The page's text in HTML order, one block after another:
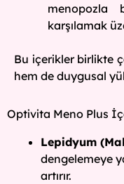
menopozla
karşılamak
Bu içerikler birlikte
hem de duygusal
Optivita Meno Plus
Lepidyum
dengelemeye
artırır.